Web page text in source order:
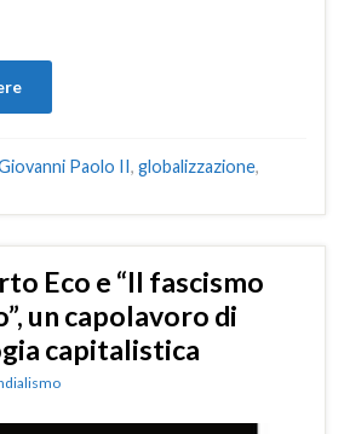
Paolo II, globalizzazione,
Eco e “Il fascismo
un capolavoro di
capitalistica